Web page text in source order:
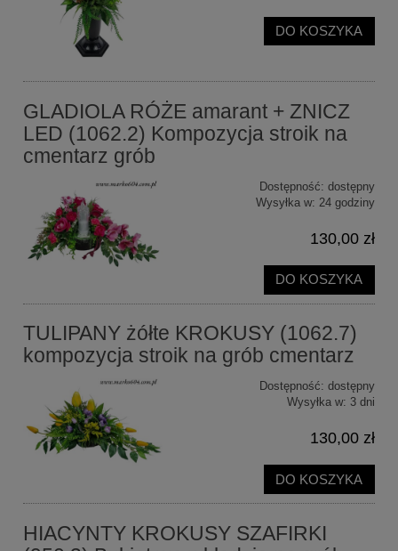
DO KOSZYKA
GLADIOLA RÓŻE amarant + ZNICZ
LED (1062.2) Kompozycja stroik na
cmentarz grób
Dostępność: dostępny
Wysyłka w: 24 godziny
130,00 zł
DO KOSZYKA
TULIPANY żółte KROKUSY (1062.7)
kompozycja stroik na grób cmentarz
Dostępność: dostępny
Wysyłka w: 3 dni
130,00 zł
DO KOSZYKA
HIACYNTY KROKUSY SZAFIRKI